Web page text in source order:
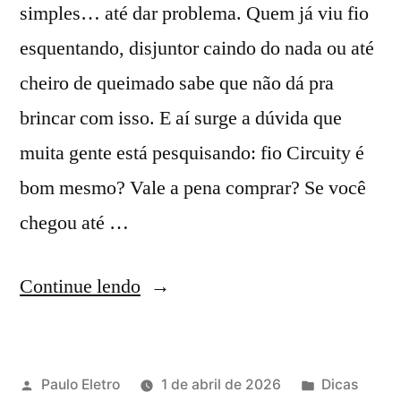
simples… até dar problema. Quem já viu fio
esquentando, disjuntor caindo do nada ou até
cheiro de queimado sabe que não dá pra
brincar com isso. E aí surge a dúvida que
muita gente está pesquisando: fio Circuity é
bom mesmo? Vale a pena comprar? Se você
chegou até …
Continue lendo“Cabo
fio
Publicado
Paulo Eletro 1 de abril de 2026
Publicado
Dicas